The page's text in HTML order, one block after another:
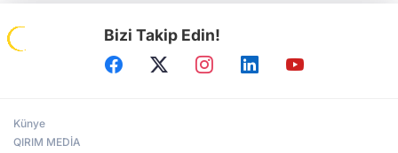
Bizi Takip Edin!
Künye
QIRIM MEDİA